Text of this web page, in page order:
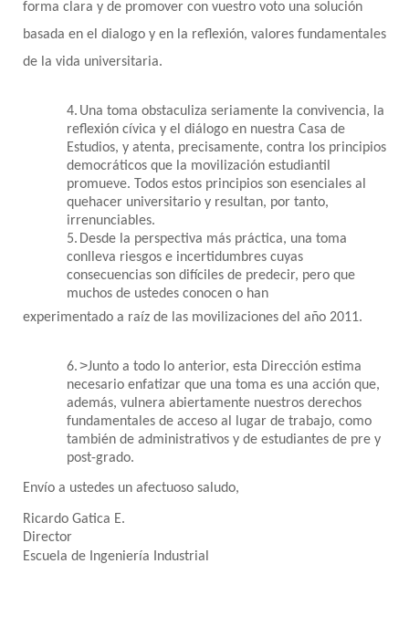
forma clara y de promover con vuestro voto una solución
basada en el dialogo y en la reflexión, valores fundamentales
de la vida universitaria.
4. Una toma obstaculiza seriamente la convivencia, la
reflexión cívica y el diálogo en nuestra Casa de
Estudios, y atenta, precisamente, contra los principios
democráticos que la movilización estudiantil
promueve. Todos estos principios son esenciales al
quehacer universitario y resultan, por tanto,
irrenunciables.
5. Desde la perspectiva más práctica, una toma
conlleva riesgos e incertidumbres cuyas
consecuencias son difíciles de predecir, pero que
muchos de ustedes conocen o han
experimentado a raíz de las movilizaciones del año 2011.
6.>Junto a todo lo anterior, esta Dirección estima
necesario enfatizar que una toma es una acción que,
además, vulnera abiertamente nuestros derechos
fundamentales de acceso al lugar de trabajo, como
también de administrativos y de estudiantes de pre y
post-grado.
Envío a ustedes un afectuoso saludo,
Ricardo Gatica E.
Director
Escuela de Ingeniería Industrial